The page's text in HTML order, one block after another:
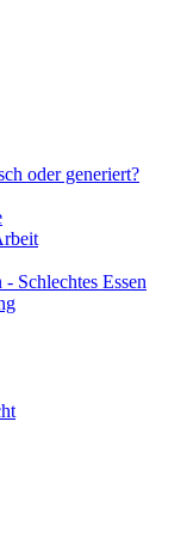
oder generiert?
- Schlechtes Essen